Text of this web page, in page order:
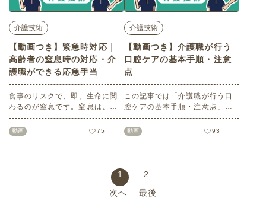
介護技術
【動画つき】緊急時対応｜
高齢者の窒息時の対応・介
護職ができる応急手当
食事のリスクで、即、生命に関
わるのが窒息です。窒息は、救
命までの時間がわずかしかな
く、素早い判断と行動が何より
介します。※無料会員登録をす
動画 75
介護技術
【動画つき】介護職が行う
口腔ケアの基本手順・注意
点
この記事では「介護職が行う口
腔ケアの基本手順・注意点」に
ついて分かりやすくご紹介しま
す。※無料会員登録をすると動
動画 93
1
2
次へ
最後